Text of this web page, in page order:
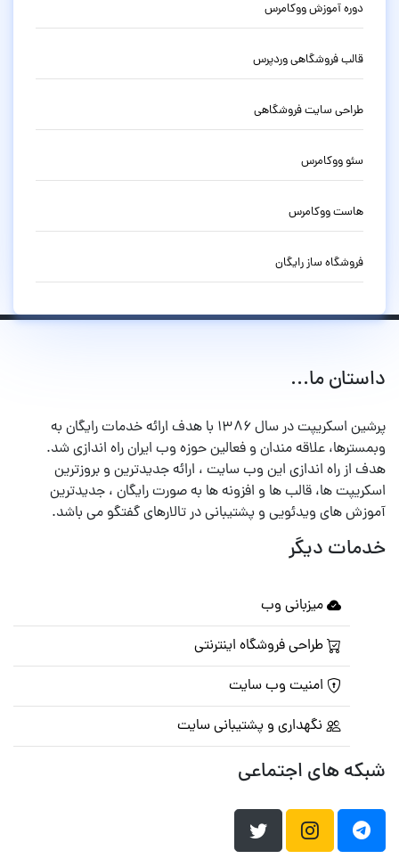
دوره آموزش ووکامرس
قالب فروشگاهی وردپرس
طراحی سایت فروشگاهی
سئو ووکامرس
هاست ووکامرس
فروشگاه ساز رایگان
داستان ما...
پرشین اسکریپت در سال ۱۳۸۶ با هدف ارائه خدمات رایگان به
وبمسترها، علاقه مندان و فعالین حوزه وب ایران راه اندازی شد.
هدف از راه اندازی این وب سایت ، ارائه جدیدترین و بروزترین
اسکریپت ها، قالب ها و افزونه ها به صورت رایگان ، جدیدترین
آموزش های ویدئویی و پشتیبانی در تالارهای گفتگو می باشد.
خدمات دیگر
میزبانی وب
طراحی فروشگاه اینترنتی
امنیت وب سایت
نگهداری و پشتیبانی سایت
شبکه های اجتماعی